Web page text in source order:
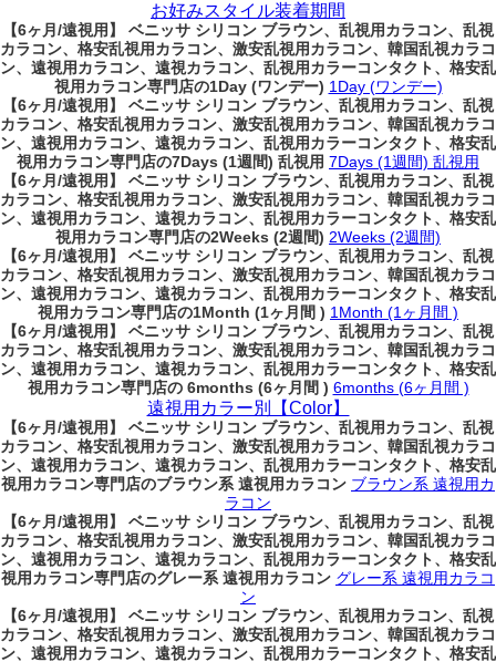
お好みスタイル装着期間
【6ヶ月/遠視用】 ベニッサ シリコン ブラウン、乱視用カラコン、乱視
カラコン、格安乱視用カラコン、激安乱視用カラコン、韓国乱視カラコ
ン、遠視用カラコン、遠視カラコン、乱視用カラーコンタクト、格安乱
視用カラコン専門店の1Day (ワンデー) 1Day (ワンデー)
【6ヶ月/遠視用】 ベニッサ シリコン ブラウン、乱視用カラコン、乱視
カラコン、格安乱視用カラコン、激安乱視用カラコン、韓国乱視カラコ
ン、遠視用カラコン、遠視カラコン、乱視用カラーコンタクト、格安乱
視用カラコン専門店の7Days (1週間) 乱視用 7Days (1週間) 乱視用
【6ヶ月/遠視用】 ベニッサ シリコン ブラウン、乱視用カラコン、乱視
カラコン、格安乱視用カラコン、激安乱視用カラコン、韓国乱視カラコ
ン、遠視用カラコン、遠視カラコン、乱視用カラーコンタクト、格安乱
視用カラコン専門店の2Weeks (2週間) 2Weeks (2週間)
【6ヶ月/遠視用】 ベニッサ シリコン ブラウン、乱視用カラコン、乱視
カラコン、格安乱視用カラコン、激安乱視用カラコン、韓国乱視カラコ
ン、遠視用カラコン、遠視カラコン、乱視用カラーコンタクト、格安乱
視用カラコン専門店の1Month (1ヶ月間 ) 1Month (1ヶ月間 )
【6ヶ月/遠視用】 ベニッサ シリコン ブラウン、乱視用カラコン、乱視
カラコン、格安乱視用カラコン、激安乱視用カラコン、韓国乱視カラコ
ン、遠視用カラコン、遠視カラコン、乱視用カラーコンタクト、格安乱
視用カラコン専門店の 6months (6ヶ月間 ) 6months (6ヶ月間 )
遠視用カラー別【Color】
【6ヶ月/遠視用】 ベニッサ シリコン ブラウン、乱視用カラコン、乱視
カラコン、格安乱視用カラコン、激安乱視用カラコン、韓国乱視カラコ
ン、遠視用カラコン、遠視カラコン、乱視用カラーコンタクト、格安乱
視用カラコン専門店のブラウン系 遠視用カラコン ブラウン系 遠視用カ
ラコン
【6ヶ月/遠視用】 ベニッサ シリコン ブラウン、乱視用カラコン、乱視
カラコン、格安乱視用カラコン、激安乱視用カラコン、韓国乱視カラコ
ン、遠視用カラコン、遠視カラコン、乱視用カラーコンタクト、格安乱
視用カラコン専門店のグレー系 遠視用カラコン グレー系 遠視用カラコ
ン
【6ヶ月/遠視用】 ベニッサ シリコン ブラウン、乱視用カラコン、乱視
カラコン、格安乱視用カラコン、激安乱視用カラコン、韓国乱視カラコ
ン、遠視用カラコン、遠視カラコン、乱視用カラーコンタクト、格安乱